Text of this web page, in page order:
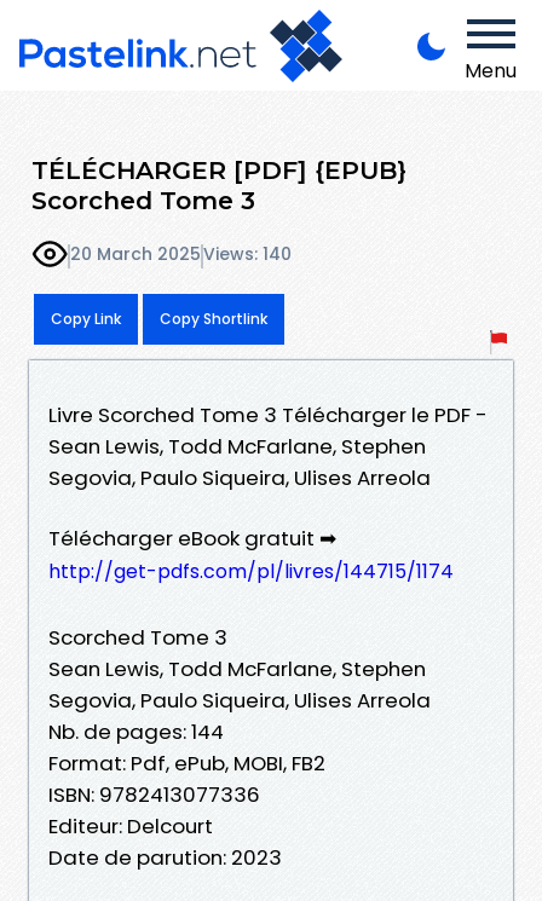
Menu
TÉLÉCHARGER [PDF] {EPUB}
Scorched Tome 3
20 March 2025Views: 140
Copy Link Copy Shortlink
Livre Scorched Tome 3 Télécharger le PDF -
Sean Lewis, Todd McFarlane, Stephen
Segovia, Paulo Siqueira, Ulises Arreola
Télécharger eBook gratuit ➡
http://get-pdfs.com/pl/livres/144715/1174
Scorched Tome 3
Sean Lewis, Todd McFarlane, Stephen
Segovia, Paulo Siqueira, Ulises Arreola
Nb. de pages: 144
Format: Pdf, ePub, MOBI, FB2
ISBN: 9782413077336
Editeur: Delcourt
Date de parution: 2023